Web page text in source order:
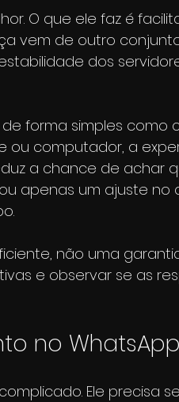
O que ele faz é
vem de outro
dos
forma simples como
ou computador, a
a chance de achar
apenas um ajuste no
não uma
e observar se as
no WhatsApp
Ele precisa